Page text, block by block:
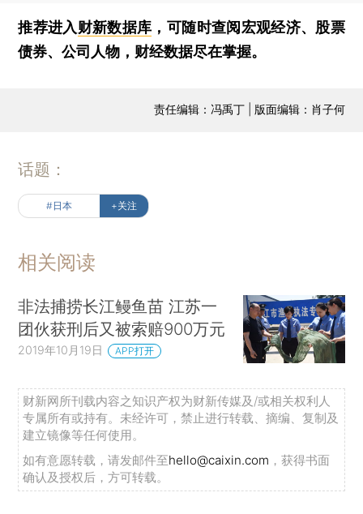
推荐进入财新数据库 ，可随时查阅宏观经济、股票
债券、公司人物，财经数据尽在掌握。
责任编辑：冯禹丁 | 版面编辑：肖子何
话题：
#日本 +关注
相关阅读
非法捕捞长江鳗鱼苗 江苏一
团伙获刑后又被索赔900万元
2019年10月19日 APP打开
财新网所刊载内容之知识产权为财新传媒及/或相关权利人
专属所有或持有。未经许可，禁止进行转载、摘编、复制及
建立镜像等任何使用。
如有意愿转载，请发邮件至hello@caixin.com ，获得书面
确认及授权后，方可转载。